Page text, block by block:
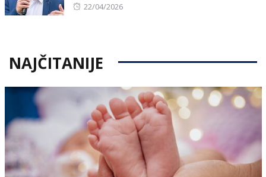
Posted
22/04/2026
NAJČITANIJE